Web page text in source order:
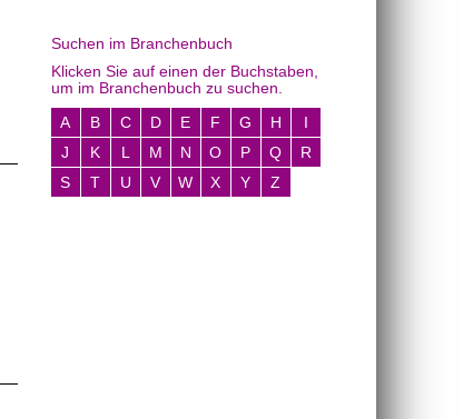
Suchen im Branchenbuch
Klicken Sie auf einen der Buchstaben,
um im Branchenbuch zu suchen.
A
B C D E F G H
I
J
K L M N O P Q
R
S
T U V W X Y Z